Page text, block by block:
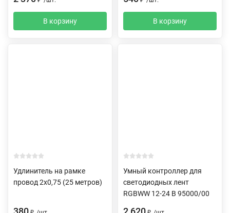
В корзину В корзину
Удлинитель на рамке
провод 2х0,75 (25 метров)
Умный контроллер для
светодиодных лент
RGBWW 12-24 В 95000/00